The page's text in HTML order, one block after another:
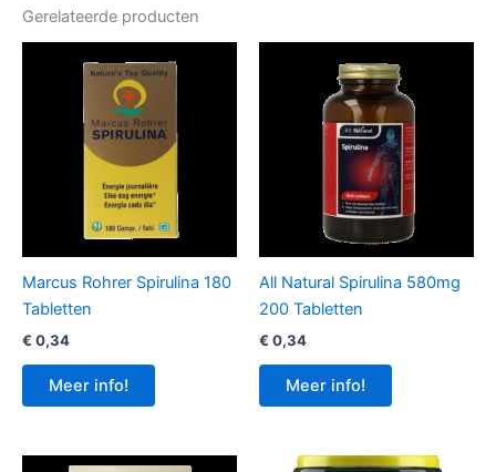
Gerelateerde producten
Marcus Rohrer Spirulina 180
Tabletten
€ 0,34
Meer info!
All Natural Spirulina 580mg
200 Tabletten
€ 0,34
Meer info!